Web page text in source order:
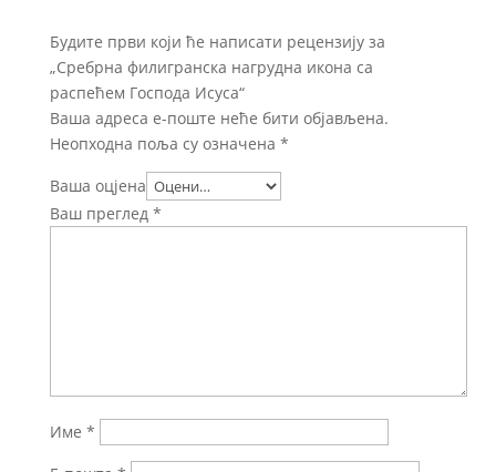
Будите први који ће написати рецензију за
„Сребрна филигранска нагрудна икона са
распећем Господа Исуса“
Ваша адреса е-поште неће бити објављена.
Неопходна поља су означена *
Ваша оцјена
Ваш преглед *
Име *